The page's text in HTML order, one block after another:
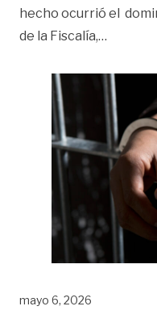
hecho ocurrió el
de la Fiscalía,…
mayo 6, 2026